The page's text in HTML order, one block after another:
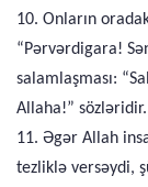
10. Onların
“Pərvərdigara!
salamlaşması:
Allaha!” sözləridir.
11. Əgər Allah
tezliklə versəydi,